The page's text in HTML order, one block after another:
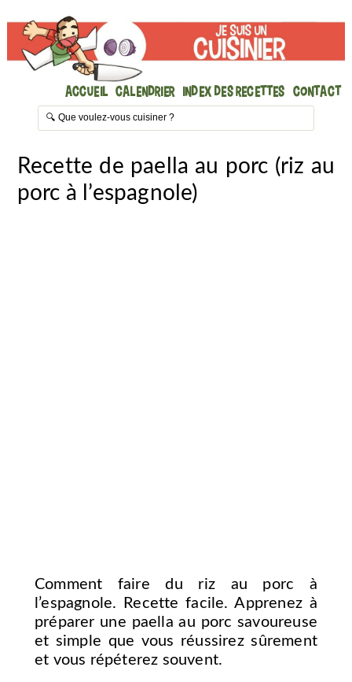
Accueil Calendrier Index des recettes Contact
Recette de paella au porc (riz au
porc à l’espagnole)
Comment faire du riz au porc à
l’espagnole. Recette facile. Apprenez à
préparer une paella au porc savoureuse
et simple que vous réussirez sûrement
et vous répéterez souvent.